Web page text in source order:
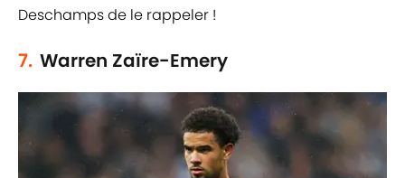
Deschamps de le rappeler !
7. Warren Zaïre-Emery